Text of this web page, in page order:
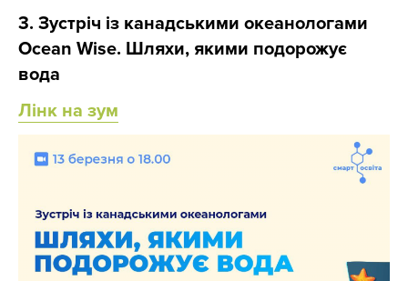
3. Зустріч із канадськими океанологами
Ocean Wise. Шляхи, якими подорожує
вода
Лінк на зум